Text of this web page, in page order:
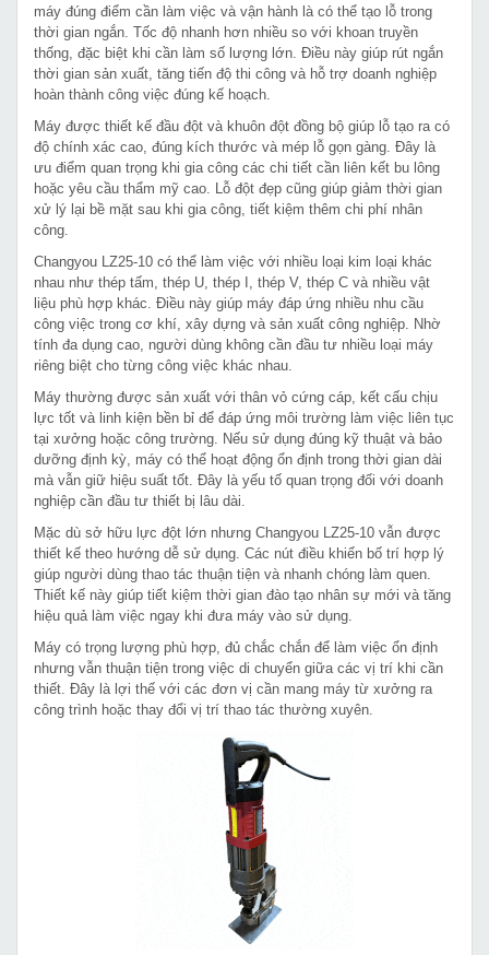
máy đúng điểm cần làm việc và vận hành là có thể tạo lỗ trong
thời gian ngắn. Tốc độ nhanh hơn nhiều so với khoan truyền
thống, đặc biệt khi cần làm số lượng lớn. Điều này giúp rút ngắn
thời gian sản xuất, tăng tiến độ thi công và hỗ trợ doanh nghiệp
hoàn thành công việc đúng kế hoạch.
Máy được thiết kế đầu đột và khuôn đột đồng bộ giúp lỗ tạo ra có
độ chính xác cao, đúng kích thước và mép lỗ gọn gàng. Đây là
ưu điểm quan trọng khi gia công các chi tiết cần liên kết bu lông
hoặc yêu cầu thẩm mỹ cao. Lỗ đột đẹp cũng giúp giảm thời gian
xử lý lại bề mặt sau khi gia công, tiết kiệm thêm chi phí nhân
công.
Changyou LZ25-10 có thể làm việc với nhiều loại kim loại khác
nhau như thép tấm, thép U, thép I, thép V, thép C và nhiều vật
liệu phù hợp khác. Điều này giúp máy đáp ứng nhiều nhu cầu
công việc trong cơ khí, xây dựng và sản xuất công nghiệp. Nhờ
tính đa dụng cao, người dùng không cần đầu tư nhiều loại máy
riêng biệt cho từng công việc khác nhau.
Máy thường được sản xuất với thân vỏ cứng cáp, kết cấu chịu
lực tốt và linh kiện bền bỉ để đáp ứng môi trường làm việc liên tục
tại xưởng hoặc công trường. Nếu sử dụng đúng kỹ thuật và bảo
dưỡng định kỳ, máy có thể hoạt động ổn định trong thời gian dài
mà vẫn giữ hiệu suất tốt. Đây là yếu tố quan trọng đối với doanh
nghiệp cần đầu tư thiết bị lâu dài.
Mặc dù sở hữu lực đột lớn nhưng Changyou LZ25-10 vẫn được
thiết kế theo hướng dễ sử dụng. Các nút điều khiển bố trí hợp lý
giúp người dùng thao tác thuận tiện và nhanh chóng làm quen.
Thiết kế này giúp tiết kiệm thời gian đào tạo nhân sự mới và tăng
hiệu quả làm việc ngay khi đưa máy vào sử dụng.
Máy có trọng lượng phù hợp, đủ chắc chắn để làm việc ổn định
nhưng vẫn thuận tiện trong việc di chuyển giữa các vị trí khi cần
thiết. Đây là lợi thế với các đơn vị cần mang máy từ xưởng ra
công trình hoặc thay đổi vị trí thao tác thường xuyên.